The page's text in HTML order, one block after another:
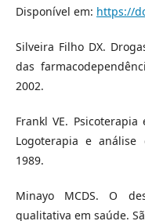
Disponível em: https://
Silveira Filho DX.
das
2002.
Frankl VE.
Logoterapia e análise
1989.
Minayo MCDS. O
qualitativa em saúde.